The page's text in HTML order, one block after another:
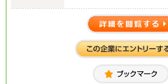
※１ 試用期間６か月（試
はございません）
※２ 勤務地により異なり
（1) 総合職 （院了）月給
月給245,000円～（※1）
(3) アシスタントスタッフ 日